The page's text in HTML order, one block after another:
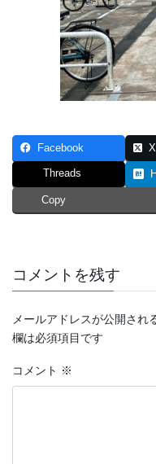
Facebook X
Threads
Copy
コメントを残す
メールアドレスが公開され
欄は必須項目です
コメント ※